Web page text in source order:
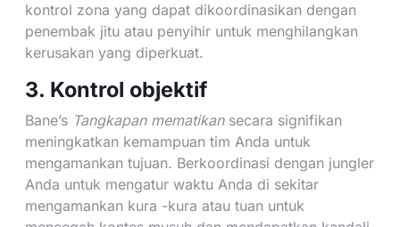
kontrol zona yang dapat dikoordinasikan dengan
penembak jitu atau penyihir untuk menghilangkan
kerusakan yang diperkuat.
3. Kontrol objektif
Bane’s Tangkapan mematikansecara signifikan
meningkatkan kemampuan tim Anda untuk
mengamankan tujuan. Berkoordinasi dengan jungler
Anda untuk mengatur waktu Anda di sekitar
mengamankan kura -kura atau tuan untuk